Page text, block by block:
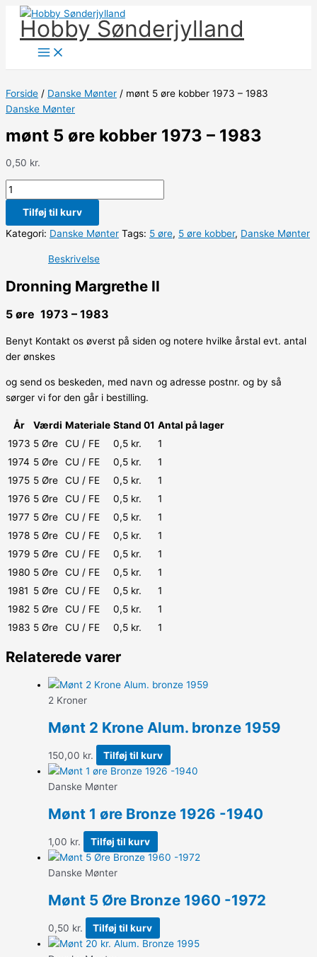
indholdet
Hobby Sønderjylland
Forside / Danske Mønter / mønt 5 øre kobber 1973 – 1983
Danske Mønter
mønt 5 øre kobber 1973 – 1983
0,50 kr.
mønt
1973
1983
antal
Tilføj til kurv
Kategori: Danske Mønter Tags: 5 øre, 5 øre kobber, Danske Mønter
Beskrivelse
Dronning Margrethe II
5 øre 1973 – 1983
Benyt Kontakt os øverst på siden og notere hvilke årstal evt. antal
der ønskes
og send os beskeden, med navn og adresse postnr. og by så
sørger vi for den går i bestilling.
År Værdi Materiale Stand 01 Antal på lager
1973 5 Øre CU / FE 0,5 kr.
1
1974 5 Øre CU / FE 0,5 kr.
1
1975 5 Øre CU / FE 0,5 kr.
1
1976 5 Øre CU / FE 0,5 kr.
1
1977 5 Øre CU / FE 0,5 kr.
1
1978 5 Øre CU / FE 0,5 kr.
1
1979 5 Øre CU / FE 0,5 kr.
1
1980 5 Øre CU / FE 0,5 kr.
1
1981 5 Øre CU / FE 0,5 kr.
1
1982 5 Øre CU / FE 0,5 kr.
1
1983 5 Øre CU / FE 0,5 kr. 1
Relaterede varer
2 Kroner
Mønt 2 Krone Alum. bronze 1959
150,00 kr. Tilføj til kurv
Danske Mønter
Mønt 1 øre Bronze 1926 -1940
1,00 kr. Tilføj til kurv
Danske Mønter
Mønt 5 Øre Bronze 1960 -1972
0,50 kr. Tilføj til kurv
efter: